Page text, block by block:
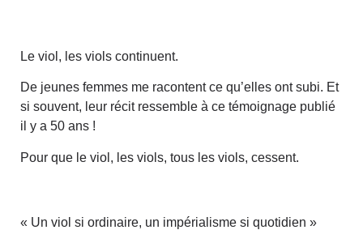
Le viol, les viols continuent.
De jeunes femmes me racontent ce qu’elles ont subi. Et
si souvent, leur récit ressemble à ce témoignage publié
il y a 50 ans !
Pour que le viol, les viols, tous les viols, cessent.
« Un viol si ordinaire, un impérialisme si quotidien »